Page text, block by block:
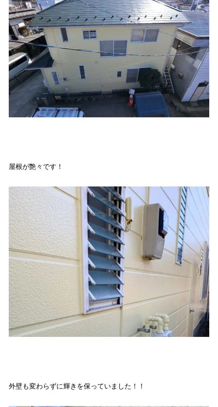
屋根が艶々です！
外壁も変わらずに輝きを保っていました！！